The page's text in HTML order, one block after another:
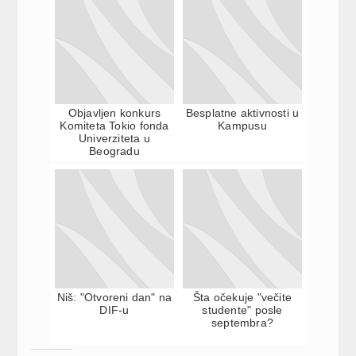
Objavljen konkurs
Komiteta Tokio fonda
Univerziteta u
Beogradu
Besplatne aktivnosti u
Kampusu
Niš: "Otvoreni dan" na
DIF-u
Šta očekuje "večite
studente" posle
septembra?